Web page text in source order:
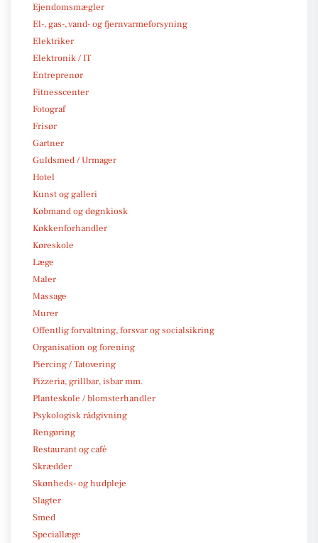
Ejendomsmægler
El-, gas-, vand- og fjernvarmeforsyning
Elektriker
Elektronik / IT
Entreprenør
Fitnesscenter
Fotograf
Frisør
Gartner
Guldsmed / Urmager
Hotel
Kunst og galleri
Købmand og døgnkiosk
Køkkenforhandler
Køreskole
Læge
Maler
Massage
Murer
Offentlig forvaltning, forsvar og socialsikring
Organisation og forening
Piercing / Tatovering
Pizzeria, grillbar, isbar mm.
Planteskole / blomsterhandler
Psykologisk rådgivning
Rengøring
Restaurant og café
Skrædder
Skønheds- og hudpleje
Slagter
Smed
Speciallæge